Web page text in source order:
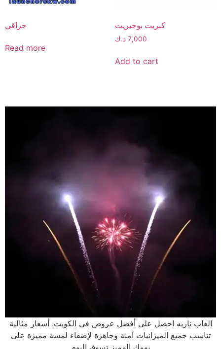
جراقي
Read more
كبريت بوجبريت
7,000 د.ك
Add to cart
العاب ناريه احصل على أفضل عروض في الكويت. أسعار مثالية
تناسب جميع الميزانيات آمنة وجاهزة لإضفاء لمسة مميزة على
يومك المميز تسوق اليوم